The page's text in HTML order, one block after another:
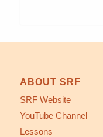
ABOUT SRF
SRF Website
YouTube Channel
Lessons